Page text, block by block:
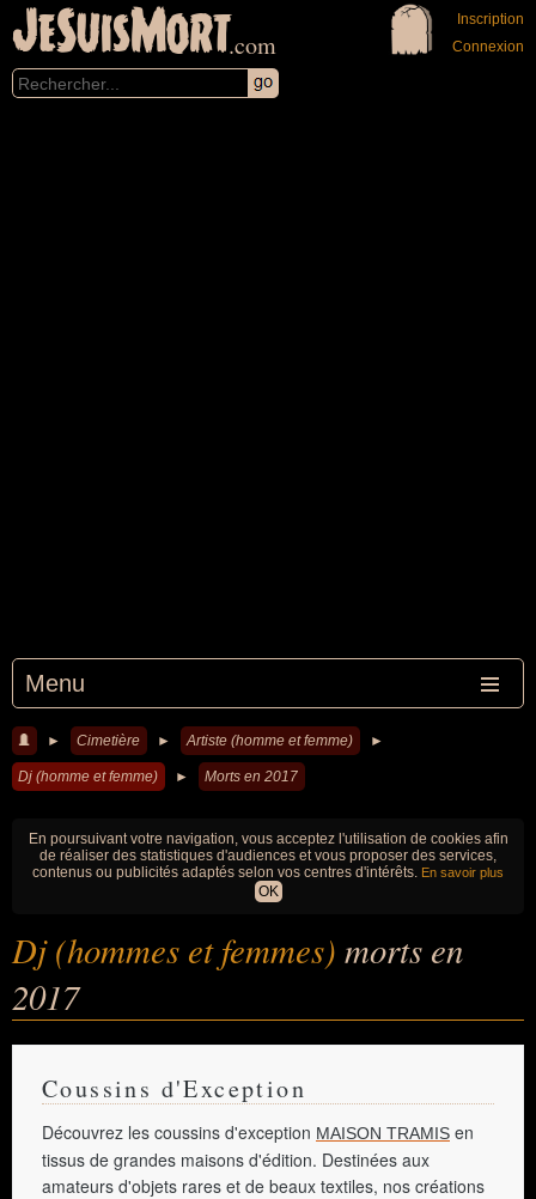
JeSuisMort.com
Menu
Inscription
Connexion
► Cimetière ► Artiste (homme et femme) ►
Dj (homme et femme) ► Morts en 2017
En poursuivant votre navigation, vous acceptez l'utilisation de cookies afin
de réaliser des statistiques d'audiences et vous proposer des services,
contenus ou publicités adaptés selon vos centres d'intérêts. En savoir plus
OK
Dj (hommes et femmes) morts en
2017
Coussins d'Exception
Découvrez les coussins d'exception MAISON TRAMIS en
tissus de grandes maisons d'édition. Destinées aux
amateurs d'objets rares et de beaux textiles, nos créations